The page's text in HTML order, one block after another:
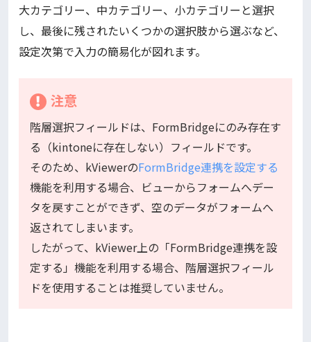
大カテゴリー、中カテゴリー、小カテゴリーと選択
し、最後に残されたいくつかの選択肢から選ぶなど、
設定次第で入力の簡易化が図れます。
注意
階層選択フィールドは、FormBridgeにのみ存在す
る（kintoneに存在しない）フィールドです。
そのため、kViewerのFormBridge連携を設定する
機能を利用する場合、ビューからフォームへデー
タを戻すことができず、空のデータがフォームへ
返されてしまいます。
したがって、kViewer上の「FormBridge連携を設
定する」機能を利用する場合、階層選択フィール
ドを使用することは推奨していません。